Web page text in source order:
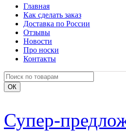
Главная
Как сделать заказ
Доставка по России
Отзывы
Новости
Про носки
Контакты
Супер-